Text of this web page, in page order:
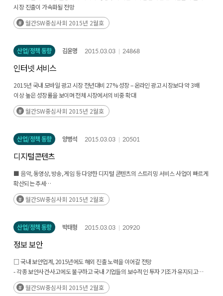
시장 진출이 가속화될 전망
월간SW중심사회 2015년 2월호
산업/정책 동향 김윤명 2015.03.03 24868
인터넷 서비스
2015년 국내 모바일 광고 시장 전년대비 27% 성장 – 온라인 광고 시장보다 약 3배
이상 높은 성장률을 보이며 전체 시장에서의 비중 확대
월간SW중심사회 2015년 2월호
산업/정책 동향 양병석 2015.03.03 20501
디지털콘텐츠
■ 음악, 동영상, 방송, 게임 등 다양한 디지털 콘텐츠의 스트리밍 서비스 사업이 빠르게
확산되는 추세
- 유튜브, 네이버 TV캐스트, 다음TV팟 등 포털의 국내 스트리밍 방송 서비스 이용자
증가
게임 등으로 서비스 영역이 확대
월간SW중심사회 2015년 2월호
산업/정책 동향 박태형 2015.03.03 20920
정보 보안
□ 국내 보안업계, 2015년에도 해외 진출 노력을 이어갈 전망
- 각종 보안사건·사고에도 불구하고 국내 기업들의 보수적인 투자 기조가 유지되고
있어 해외 시장 진출을 통한 성장 노력이 강화될 전망
- 글로벌 보안 수요가 지속적으로 늘고 있으며, 특히 신흥시장이 빠르게 성장할 것으로
월간SW중심사회 2015년 2월호